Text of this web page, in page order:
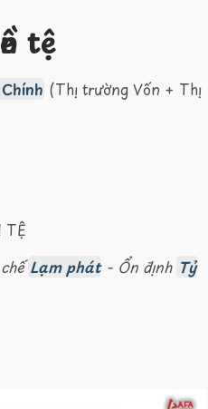
tệ
(Thị trường Vốn + Thị
TỆ
Lạm phát- Ổn định Tỷ